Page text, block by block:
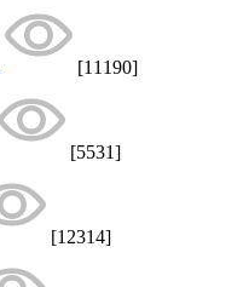
[11190]
[5531]
[12314]